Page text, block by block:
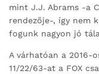
mint J.J. Abrams -a
rendezője-, így nem
fogunk nagyon jó
A várhatóan a 2016-
11/22/63-at a FOX